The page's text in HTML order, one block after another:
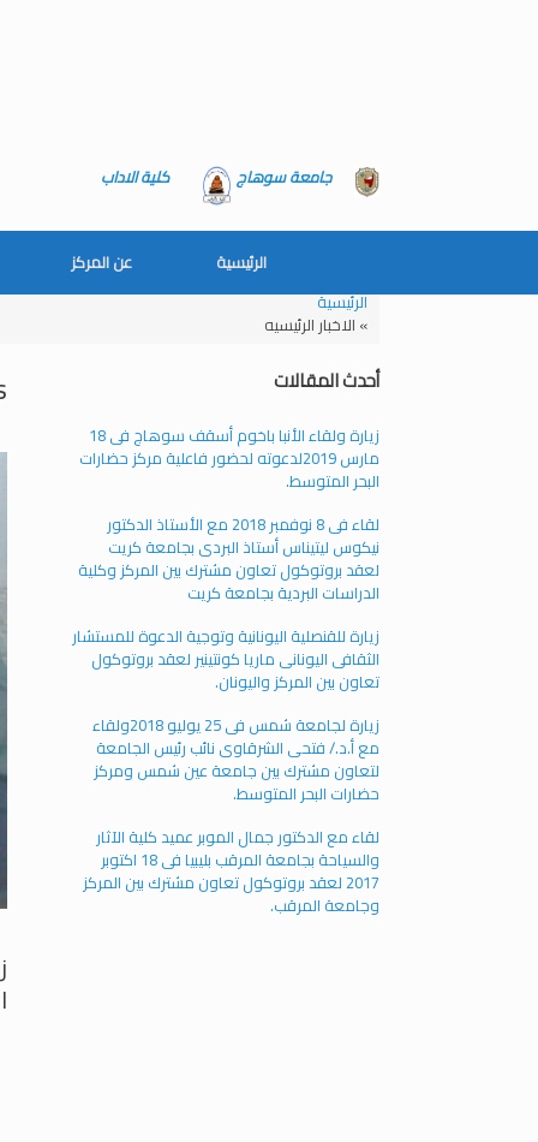
جامعة سوهاج كلية الاداب
الرئيسية
عن المركز
الرئيسية
» الاخبار الرئيسيه
أحدث المقالات
زيارة ولقاء الأنبا باخوم أسقف سوهاج فى 18
مارس 2019لدعوته لحضور فاعلية مركز حضارات
البحر المتوسط.
لقاء فى 8 نوفمبر 2018 مع الأستاذ الدكتور
نيكوس ليتيناس أستاذ البردى بجامعة كريت
لعقد بروتوكول تعاون مشترك بين المركز وكلية
الدراسات البردية بجامعة كريت
زيارة للقنصلية اليونانية وتوجية الدعوة للمستشار
الثقافى اليونانى ماريا كونتينير لعقد بروتوكول
تعاون بين المركز واليونان.
زيارة لجامعة شمس فى 25 يوليو 2018ولقاء
مع أ.د./ فتحى الشرقاوى نائب رئيس الجامعة
لتعاون مشترك بين جامعة عين شمس ومركز
حضارات البحر المتوسط.
لقاء مع الدكتور جمال الموبر عميد كلية الآثار
والسياحة بجامعة المرقب بليبيا فى 18 اكتوبر
2017 لعقد بروتوكول تعاون مشترك بين المركز
وجامعة المرقب.